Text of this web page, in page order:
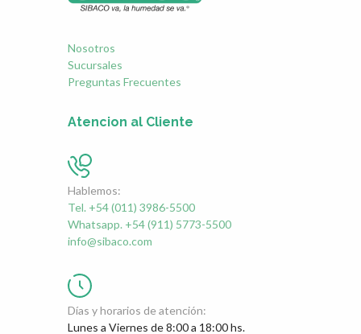
Nosotros
Sucursales
Preguntas Frecuentes
Atencion al Cliente
Hablemos:
Tel. +54 (011) 3986-5500
Whatsapp. +54 (911) 5773-5500
info@sibaco.com
Días y horarios de atención:
Lunes a Viernes de 8:00 a 18:00 hs.